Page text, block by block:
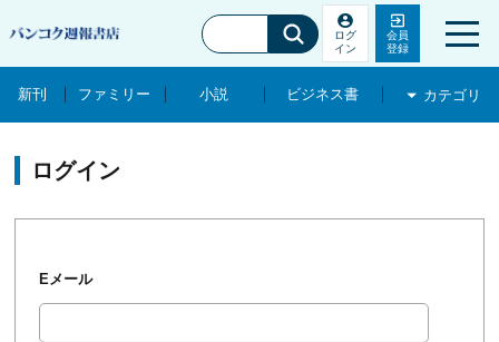
ログ
イン
会員
登録
新刊
コミック
新刊 ファミリー 小説 ビジネス書 カテゴリ
ログイン
Eメール